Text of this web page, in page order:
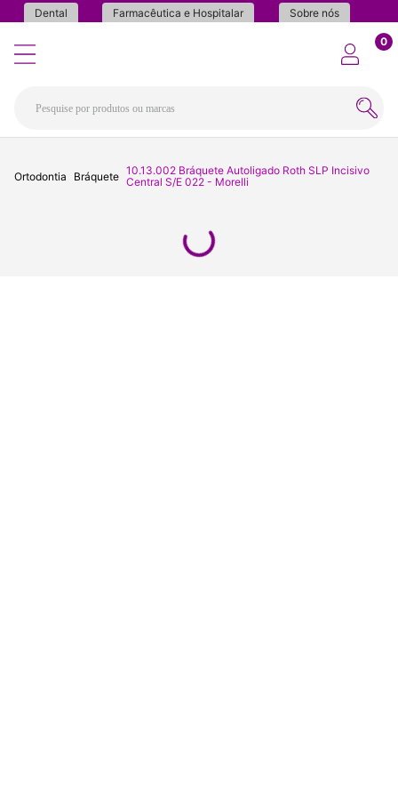
Dental Farmacêutica e Hospitalar Sobre nós
0
Ortodontia Bráquete 10.13.002 Bráquete Autoligado Roth SLP Incisivo
Central S/E 022 - Morelli